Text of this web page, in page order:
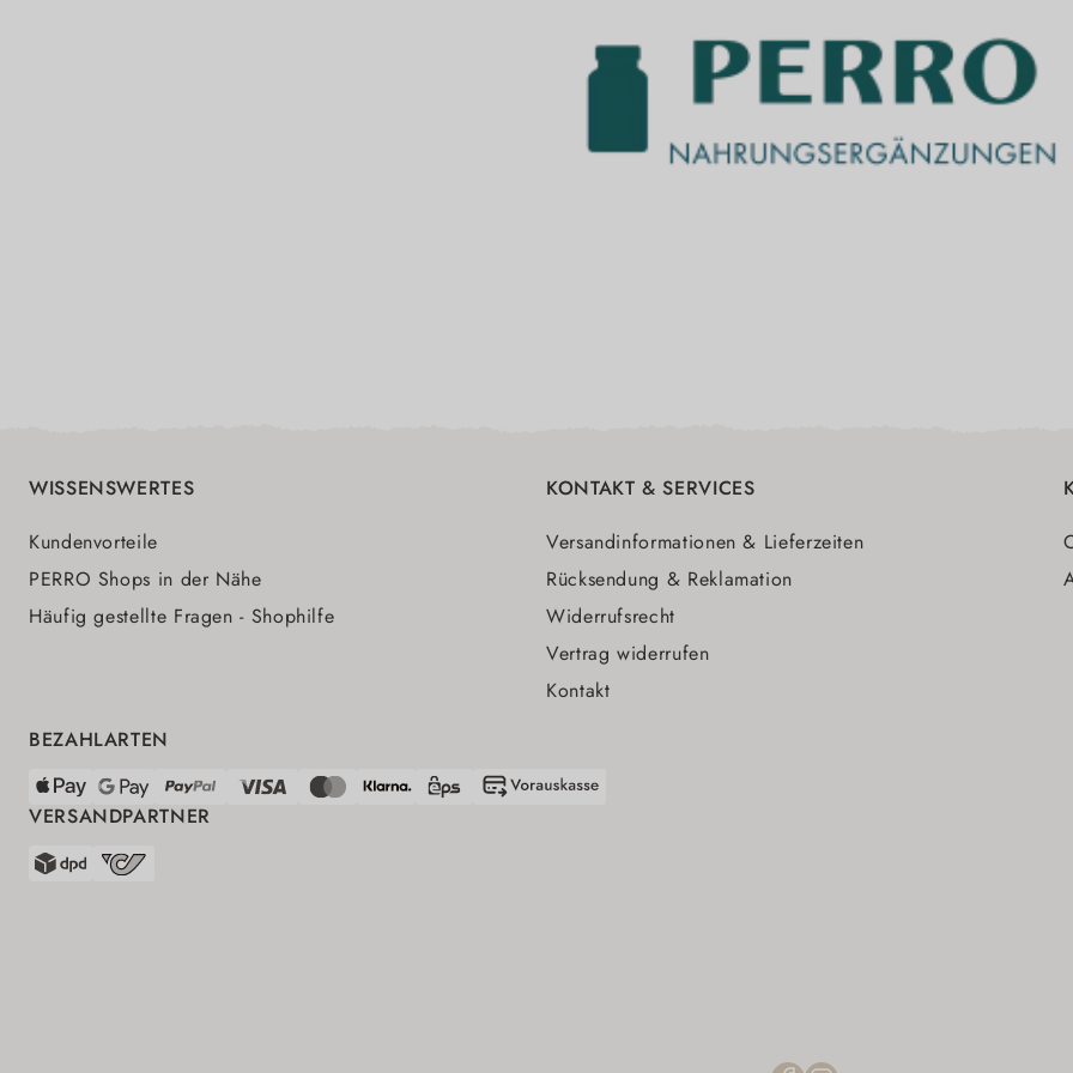
WISSENSWERTES
Kundenvorteile
PERRO Shops in der Nähe
Häufig gestellte Fragen - Shophilfe
KONTAKT & SERVICES
Versandinformationen & Lieferzeiten
Rücksendung & Reklamation
Widerrufsrecht
Vertrag widerrufen
Kontakt
BEZAHLARTEN
VERSANDPARTNER